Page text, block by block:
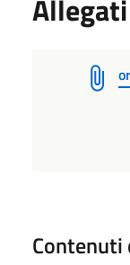
Allegati